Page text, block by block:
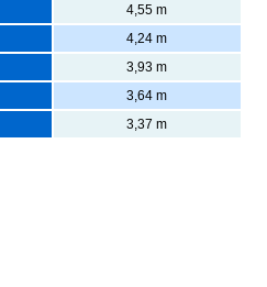
4,55 m
4,24 m
3,93 m
3,64 m
3,37 m